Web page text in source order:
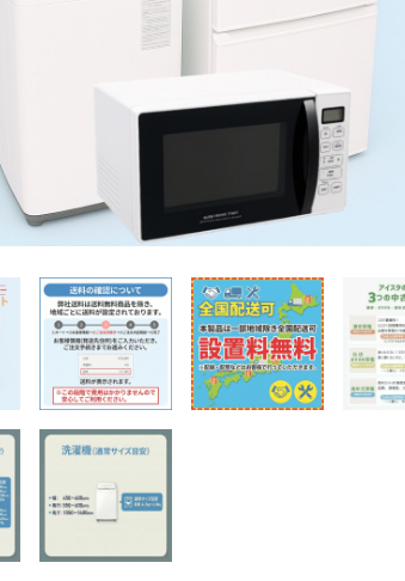
蔵
東京都限定商品
神奈川県限定商品
埼玉県限定商品
千葉県限定商品
)